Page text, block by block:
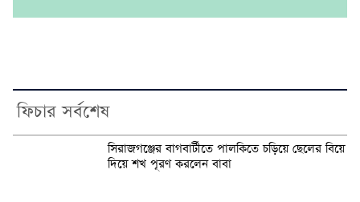
ফিচার সর্বশেষ
সিরাজগঞ্জের বাগবার্টীতে পালকিতে চড়িয়ে ছেলের বিয়ে
দিয়ে শখ পূরণ করলেন বাবা